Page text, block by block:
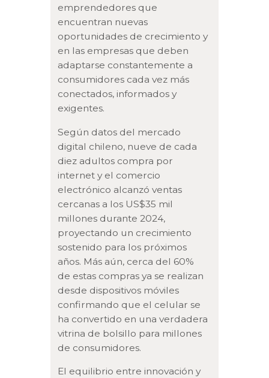
emprendedores que
encuentran nuevas
oportunidades de crecimiento y
en las empresas que deben
adaptarse constantemente a
consumidores cada vez más
conectados, informados y
exigentes.
Según datos del mercado
digital chileno, nueve de cada
diez adultos compra por
internet y el comercio
electrónico alcanzó ventas
cercanas a los US$35 mil
millones durante 2024,
proyectando un crecimiento
sostenido para los próximos
años. Más aún, cerca del 60%
de estas compras ya se realizan
desde dispositivos móviles
confirmando que el celular se
ha convertido en una verdadera
vitrina de bolsillo para millones
de consumidores.
El equilibrio entre innovación y